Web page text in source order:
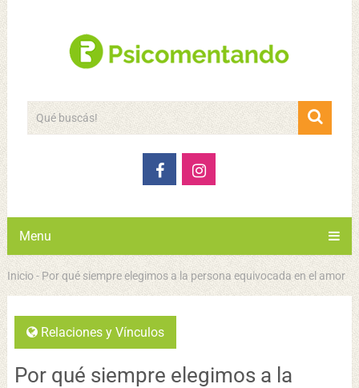
Menu
Inicio-Por qué siempre elegimos a la persona equivocada en el amor
Relaciones y Vínculos
Por qué siempre elegimos a la